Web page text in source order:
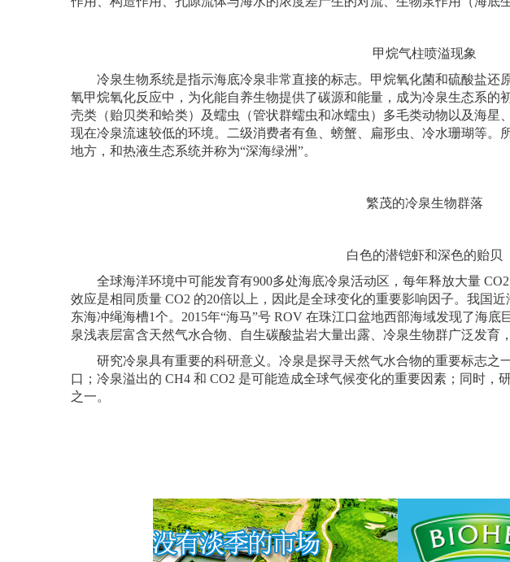
甲烷气柱喷溢现象
冷泉生物系统是指示海底冷泉非常直接的标志。甲烷氧化菌和硫酸盐还
氧甲烷氧化反应中，为化能自养生物提供了碳源和能量，成为冷泉生态系的
壳类（贻贝类和蛤类）及蠕虫（管状群蠕虫和冰蠕虫）多毛类动物以及海星
现在冷泉流速较低的环境。二级消费者有鱼、螃蟹、扁形虫、冷水珊瑚等。
地方，和热液生态系统并称为“深海绿洲”。
繁茂的冷泉生物群落
白色的潜铠虾和深色的贻贝
全球海洋环境中可能发育有900多处海底冷泉活动区，每年释放大量 CO2
效应是相同质量 CO2 的20倍以上，因此是全球变化的重要影响因子。我国
东海冲绳海槽1个。2015年“海马”号 ROV 在珠江口盆地西部海域发现了海底
泉浅表层富含天然气水合物、自生碳酸盐岩大量出露、冷泉生物群广泛发育
研究冷泉具有重要的科研意义。冷泉是探寻天然气水合物的重要标志之
口；冷泉溢出的 CH4 和 CO2 是可能造成全球气候变化的重要因素；同时，
之一。